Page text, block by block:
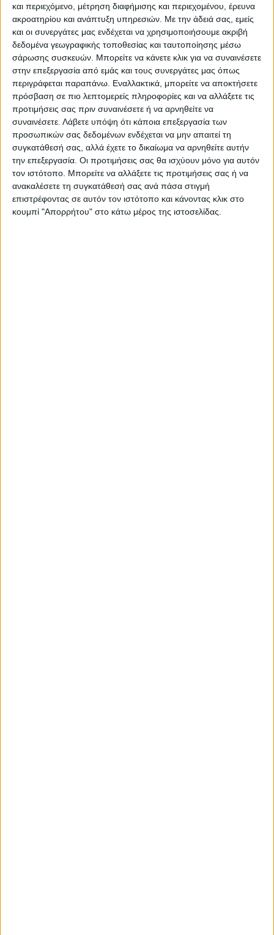
και περιεχόμενο, μέτρηση διαφήμισης και περιεχομένου, έρευνα
ακροατηρίου και ανάπτυξη υπηρεσιών. Με την άδειά σας, εμείς
και οι συνεργάτες μας ενδέχεται να χρησιμοποιήσουμε ακριβή
δεδομένα γεωγραφικής τοποθεσίας και ταυτοποίησης μέσω
σάρωσης συσκευών. Μπορείτε να κάνετε κλικ για να συναινέσετε
στην επεξεργασία από εμάς και τους συνεργάτες μας όπως
περιγράφεται παραπάνω. Εναλλακτικά, μπορείτε να αποκτήσετε
πρόσβαση σε πιο λεπτομερείς πληροφορίες και να αλλάξετε τις
προτιμήσεις σας πριν συναινέσετε ή να αρνηθείτε να
συναινέσετε. Λάβετε υπόψη ότι κάποια επεξεργασία των
προσωπικών σας δεδομένων ενδέχεται να μην απαιτεί τη
συγκατάθεσή σας, αλλά έχετε το δικαίωμα να αρνηθείτε αυτήν
την επεξεργασία. Οι προτιμήσεις σας θα ισχύουν μόνο για αυτόν
τον ιστότοπο. Μπορείτε να αλλάξετε τις προτιμήσεις σας ή να
ανακαλέσετε τη συγκατάθεσή σας ανά πάσα στιγμή
επιστρέφοντας σε αυτόν τον ιστότοπο και κάνοντας κλικ στο
κουμπί "Απορρήτου" στο κάτω μέρος της ιστοσελίδας.
Ακολούθησε την εφημερίδα ΝΕΟΣ
ΑΓΩΝ στο Google News!
Όλες οι εξελίξεις στην περιοχή της
Καρδίτσας και ευρύτερα της Θεσσαλίας
ΠΡΟΗΓΟΥΜΕΝΟ ΑΡΘΡΟ
Αναβαθμίζεται αισθητικά και
λειτουργικά η πλατεία
Μαυραχάδων
ΕΠΟΜΕΝΟ ΑΡΘΡΟ
Ο Δήμος Μουζακίου
θωρακίζει τα σχολεία του με
πυροπροστασία